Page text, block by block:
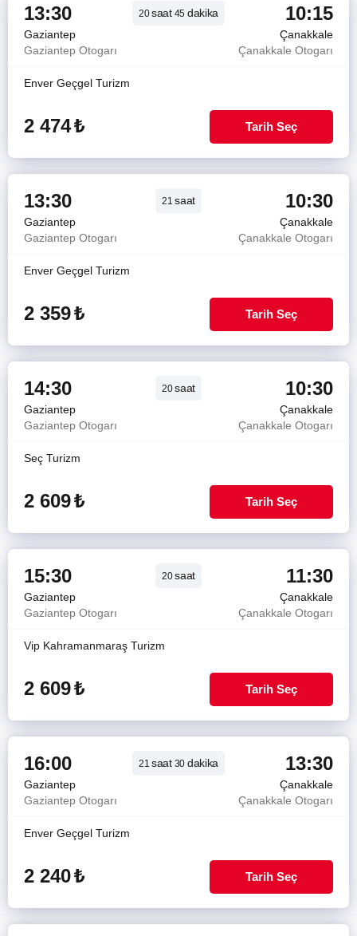
13:30 20saat45 dakika 10:15
Gaziantep
Çanakkale
Gaziantep Otogarı
Çanakkale Otogarı
Enver Geçgel Turizm
2 474₺ Tarih Seç
13:30 21saat 10:30
Gaziantep
Çanakkale
Gaziantep Otogarı
Çanakkale Otogarı
Enver Geçgel Turizm
2 359₺ Tarih Seç
14:30 20saat 10:30
Gaziantep
Çanakkale
Gaziantep Otogarı
Çanakkale Otogarı
Seç Turizm
2 609₺ Tarih Seç
15:30 20saat 11:30
Gaziantep
Çanakkale
Gaziantep Otogarı
Çanakkale Otogarı
Vip Kahramanmaraş Turizm
2 609₺ Tarih Seç
16:00 21saat30 dakika 13:30
Gaziantep
Çanakkale
Gaziantep Otogarı
Çanakkale Otogarı
Enver Geçgel Turizm
2 240₺ Tarih Seç